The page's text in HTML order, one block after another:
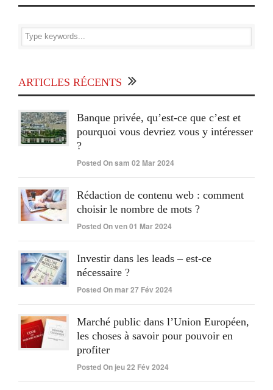
ARTICLES RÉCENTS
Banque privée, qu’est-ce que c’est et
pourquoi vous devriez vous y intéresser
?
Posted On sam 02 Mar 2024
Rédaction de contenu web : comment
choisir le nombre de mots ?
Posted On ven 01 Mar 2024
Investir dans les leads – est-ce
nécessaire ?
Posted On mar 27 Fév 2024
Marché public dans l’Union Européen,
les choses à savoir pour pouvoir en
profiter
Posted On jeu 22 Fév 2024